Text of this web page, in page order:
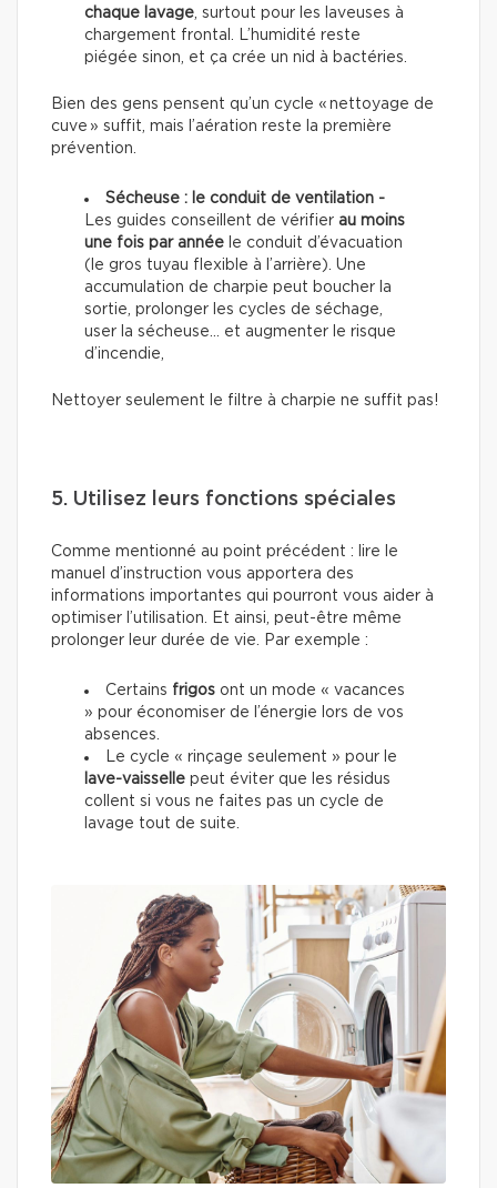
chaque lavage, surtout pour les laveuses à
chargement frontal. L’humidité reste
piégée sinon, et ça crée un nid à bactéries.
Bien des gens pensent qu’un cycle « nettoyage de
cuve » suffit, mais l’aération reste la première
prévention.
Sécheuse : le conduit de ventilation -
Les guides conseillent de vérifier au moins
une fois par année le conduit d’évacuation
(le gros tuyau flexible à l’arrière). Une
accumulation de charpie peut boucher la
sortie, prolonger les cycles de séchage,
user la sécheuse… et augmenter le risque
d’incendie,
Nettoyer seulement le filtre à charpie ne suffit pas!
5. Utilisez leurs fonctions spéciales
Comme mentionné au point précédent : lire le
manuel d’instruction vous apportera des
informations importantes qui pourront vous aider à
optimiser l’utilisation. Et ainsi, peut-être même
prolonger leur durée de vie. Par exemple :
Certains frigos ont un mode « vacances
» pour économiser de l’énergie lors de vos
absences.
Le cycle « rinçage seulement » pour le
lave-vaisselle peut éviter que les résidus
collent si vous ne faites pas un cycle de
lavage tout de suite.